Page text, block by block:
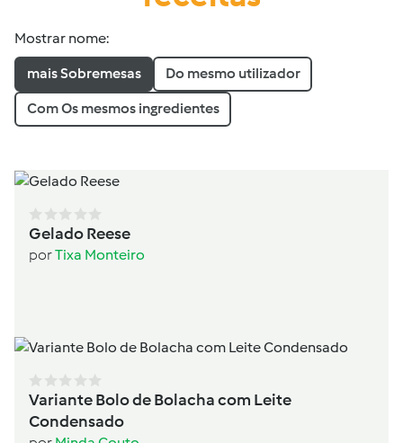
Mostrar nome:
mais Sobremesas Do mesmo utilizador
Com Os mesmos ingredientes
Gelado Reese
porTixa Monteiro
Variante Bolo de Bolacha com Leite
Condensado